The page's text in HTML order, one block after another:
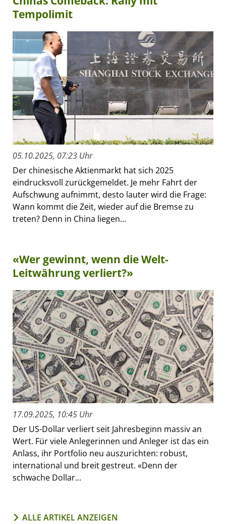
Tempolimit
05.10.2025, 07:23 Uhr
Der chinesische Aktienmarkt hat sich 2025
eindrucksvoll zurückgemeldet. Je mehr Fahrt der
Aufschwung aufnimmt, desto lauter wird die Frage:
Wann kommt die Zeit, wieder auf die Bremse zu
treten? Denn in China liegen...
«Wer gewinnt, wenn die Welt-
Leitwährung verliert?»
17.09.2025, 10:45 Uhr
Der US-Dollar verliert seit Jahresbeginn massiv an
Wert. Für viele Anlegerinnen und Anleger ist das ein
Anlass, ihr Portfolio neu auszurichten: robust,
international und breit gestreut. «Denn der
schwache Dollar...
ALLE ARTIKEL ANZEIGEN